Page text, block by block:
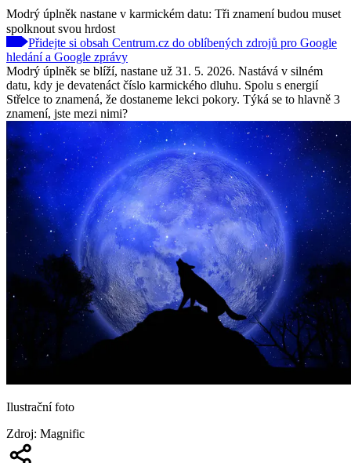
Modrý úplněk nastane v karmickém datu: Tři znamení budou muset
spolknout svou hrdost
Přidejte si obsah Centrum.cz do oblíbených zdrojů pro Google
hledání a Google zprávy
Modrý úplněk se blíží, nastane už 31. 5. 2026. Nastává v silném
datu, kdy je devatenáct číslo karmického dluhu. Spolu s energií
Střelce to znamená, že dostaneme lekci pokory. Týká se to hlavně 3
znamení, jste mezi nimi?
Ilustrační foto
Zdroj: Magnific